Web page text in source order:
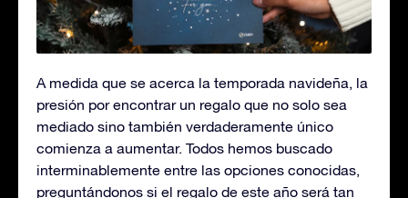
A medida que se acerca la temporada navideña, la
presión por encontrar un regalo que no solo sea
mediado sino también verdaderamente único
comienza a aumentar. Todos hemos buscado
interminablemente entre las opciones conocidas,
preguntándonos si el regalo de este año será tan